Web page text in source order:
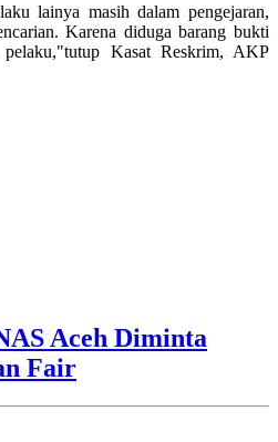
lainya masih dalam pengejaran,
Karena diduga barang bukti
Kasat Reskrim, AKP
Aceh Diminta
Fair